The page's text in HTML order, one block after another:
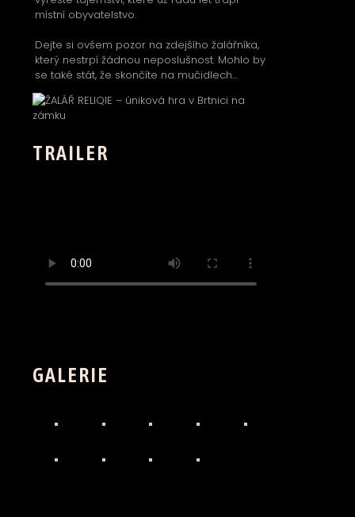
místní obyvatelstvo.
Dejte si ovšem pozor na zdejšího žalářníka,
který nestrpí žádnou neposlušnost. Mohlo by
se také stát, že skončíte na mučidlech...
TRAILER
GALERIE